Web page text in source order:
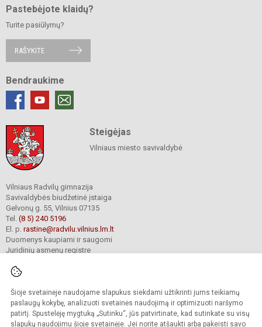
Šioje svetainėje naudojame slapukus siekdami užtikrinti jums teikiamų
paslaugų kokybę, analizuoti svetainės naudojimą ir optimizuoti naršymo
patirtį. Spustelėję mygtuką „Sutinku“, jūs patvirtinate, kad sutinkate su visų
slapukų naudojimu šioje svetainėje. Jei norite atšaukti arba pakeisti savo
Pastebėjote klaidų?
Turite pasiūlymų?
RAŠYKITE
Bendraukime
Steigėjas
Vilniaus miesto savivaldybė
Vilniaus Radvilų gimnazija
Savivaldybės biudžetinė įstaiga
Gelvonų g. 55, Vilnius 07135
Tel. (8 5) 240 5196
El. p. rastine@radvilu.vilnius.lm.lt
Duomenys kaupiami ir saugomi
Juridinių asmenų registre
© 2022. Vilniaus Radvilų gimnazija. Visos teisės saugomos.
Kopijuoti turinį be raštiško gimnazijos sutikimo griežtai draudžiama.